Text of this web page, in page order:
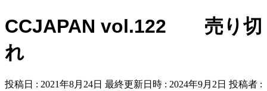
CCJAPAN vol.122 売り切
れ
投稿日 : 2021年8月24日 最終更新日時 : 2024年9月2日 投稿者 :